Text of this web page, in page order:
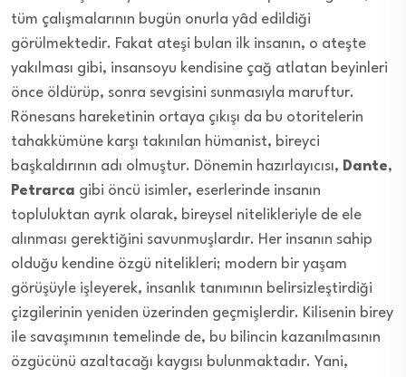
tüm çalışmalarının bugün onurla yâd edildiği
görülmektedir. Fakat ateşi bulan ilk insanın, o ateşte
yakılması gibi, insansoyu kendisine çağ atlatan beyinleri
önce öldürüp, sonra sevgisini sunmasıyla maruftur.
Rönesans hareketinin ortaya çıkışı da bu otoritelerin
tahakkümüne karşı takınılan hümanist, bireyci
başkaldırının adı olmuştur. Dönemin hazırlayıcısı, Dante,
Petrarca gibi öncü isimler, eserlerinde insanın
topluluktan ayrık olarak, bireysel nitelikleriyle de ele
alınması gerektiğini savunmuşlardır. Her insanın sahip
olduğu kendine özgü nitelikleri; modern bir yaşam
görüşüyle işleyerek, insanlık tanımının belirsizleştirdiği
çizgilerinin yeniden üzerinden geçmişlerdir. Kilisenin birey
ile savaşımının temelinde de, bu bilincin kazanılmasının
özgücünü azaltacağı kaygısı bulunmaktadır. Yani,